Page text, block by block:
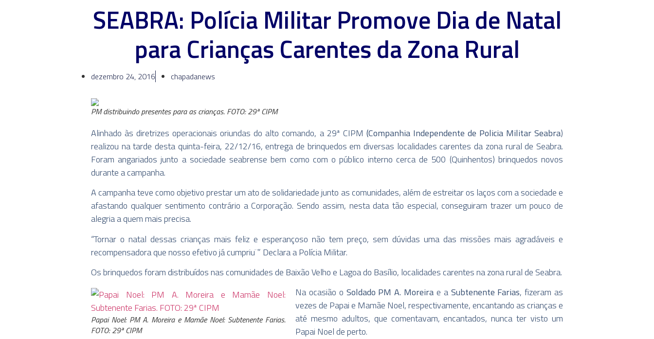
SEABRA: Polícia Militar Promove Dia de Natal
para Crianças Carentes da Zona Rural
dezembro 24, 2016 chapadanews
PM distribuindo presentes para as crianças. FOTO: 29ª CIPM
Alinhado às diretrizes operacionais oriundas do alto comando, a 29ª CIPM (Companhia Independente de Policia Militar Seabra)
realizou na tarde desta quinta-feira, 22/12/16, entrega de brinquedos em diversas localidades carentes da zona rural de Seabra.
Foram angariados junto a sociedade seabrense bem como com o público interno cerca de 500 (Quinhentos) brinquedos novos
durante a campanha.
A campanha teve como objetivo prestar um ato de solidariedade junto as comunidades, além de estreitar os laços com a sociedade e
afastando qualquer sentimento contrário a Corporação. Sendo assim, nesta data tão especial, conseguiram trazer um pouco de
alegria a quem mais precisa.
“Tornar o natal dessas crianças mais feliz e esperançoso não tem preço, sem dúvidas uma das missões mais agradáveis e
recompensadora que nosso efetivo já cumpriu¨” Declara a Polícia Militar.
Os brinquedos foram distribuídos nas comunidades de Baixão Velho e Lagoa do Basílio, localidades carentes na zona rural de Seabra.
Papai Noel: PM A. Moreira e Mamãe Noel: Subtenente Farias.
FOTO: 29ª CIPM
Na ocasião o Soldado PM A. Moreira e a Subtenente Farias, fizeram as
vezes de Papai e Mamãe Noel, respectivamente, encantando as crianças e
até mesmo adultos, que comentavam, encantados, nunca ter visto um
Papai Noel de perto.